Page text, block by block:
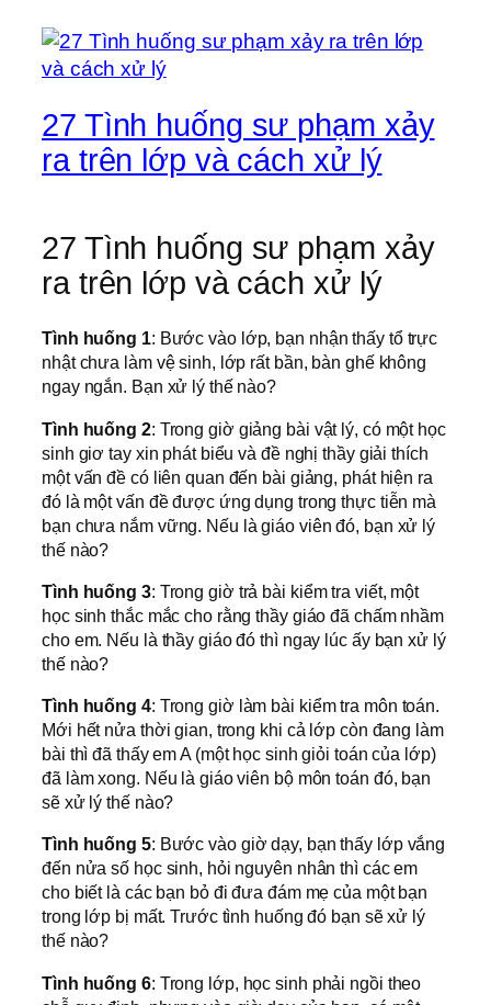
27 Tình huống sư phạm xảy
ra trên lớp và cách xử lý
27 Tình huống sư phạm xảy
ra trên lớp và cách xử lý
Tình huống 1: Bước vào lớp, bạn nhận thấy tổ trực
nhật chưa làm vệ sinh, lớp rất bần, bàn ghế không
ngay ngắn. Bạn xử lý thế nào?
Tình huống 2: Trong giờ giảng bài vật lý, có một học
sinh giơ tay xin phát biểu và đề nghị thầy giải thích
một vấn đề có liên quan đến bài giảng, phát hiện ra
đó là một vấn đề được ứng dụng trong thực tiễn mà
bạn chưa nắm vững. Nếu là giáo viên đó, bạn xử lý
thế nào?
Tình huống 3: Trong giờ trả bài kiểm tra viết, một
học sinh thắc mắc cho rằng thầy giáo đã chấm nhầm
cho em. Nếu là thầy giáo đó thì ngay lúc ấy bạn xử lý
thế nào?
Tình huống 4: Trong giờ làm bài kiểm tra môn toán.
Mới hết nửa thời gian, trong khi cả lớp còn đang làm
bài thì đã thấy em A (một học sinh giỏi toán của lớp)
đã làm xong. Nếu là giáo viên bộ môn toán đó, bạn
sẽ xử lý thế nào?
Tình huống 5: Bước vào giờ dạy, bạn thấy lớp vắng
đến nửa số học sinh, hỏi nguyên nhân thì các em
cho biết là các bạn bỏ đi đưa đám mẹ của một bạn
trong lớp bị mất. Trước tình huống đó bạn sẽ xử lý
thế nào?
Tình huống 6: Trong lớp, học sinh phải ngồi theo